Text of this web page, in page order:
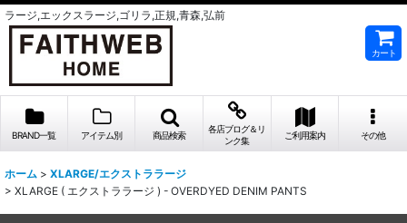
ラージ,エックスラージ,ゴリラ,正規,青森,弘前
カート
BRAND一覧 アイテム別 商品検索
各店ブログ＆リ
ンク集
ご利用案内 その他
ホーム > XLARGE/エクストララージ
> XLARGE ( エクストララージ ) - OVERDYED DENIM PANTS